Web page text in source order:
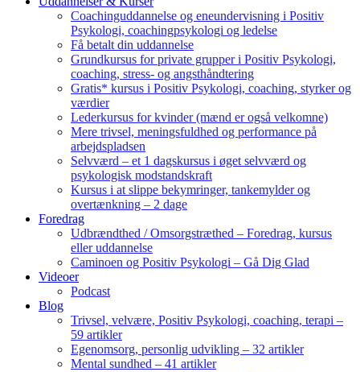
Coachinguddannelse og eneundervisning i Positiv
Psykologi, coachingpsykologi og ledelse
Få betalt din uddannelse
Grundkursus for private grupper i Positiv Psykologi,
coaching, stress- og angsthåndtering
Gratis* kursus i Positiv Psykologi, coaching, styrker og
værdier
Lederkursus for kvinder (mænd er også velkomne)
Mere trivsel, meningsfuldhed og performance på
arbejdspladsen
Selvværd – et 1 dagskursus i øget selvværd og
psykologisk modstandskraft
Kursus i at slippe bekymringer, tankemylder og
overtænkning – 2 dage
Foredrag
Udbrændthed / Omsorgstræthed – Foredrag, kursus
eller uddannelse
Caminoen og Positiv Psykologi – Gå Dig Glad
Videoer
Podcast
Blog
Trivsel, velvære, Positiv Psykologi, coaching, terapi –
59 artikler
Egenomsorg, personlig udvikling – 32 artikler
Mental sundhed – 41 artikler